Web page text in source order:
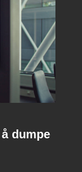
dumpe